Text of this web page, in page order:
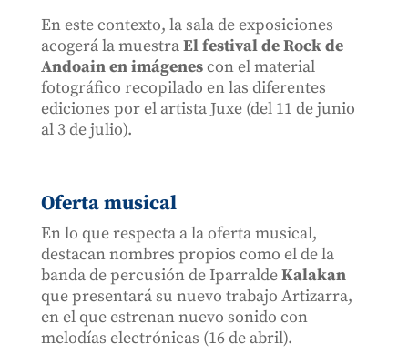
En este contexto, la sala de exposiciones
acogerá la muestraEl festival de Rock de
Andoain en imágenescon el material
fotográfico recopilado en las diferentes
ediciones por el artista Juxe (del 11 de junio
al 3 de julio).
Oferta musical
En lo que respecta a la oferta musical,
destacan nombres propios como el de la
banda de percusión de IparraldeKalakan
que presentará su nuevo trabajo Artizarra,
en el que estrenan nuevo sonido con
melodías electrónicas (16 de abril).